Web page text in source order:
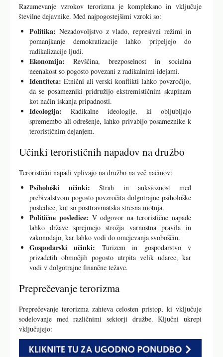
Razumevanje vzrokov terorizma je kompleksno in vključuje
številne dejavnike. Med najpogostejšimi vzroki so:
Politika: Nezadovoljstvo z vlado, represivni režimi in
pomanjkanje demokratizacije lahko pripeljejo do
radikalizacije ljudi.
Ekonomija: Revščina, brezposelnost in socialna
neenakost so pogosto povezani z radikalnimi idejami.
Identiteta: Etnični ali verski konflikti lahko povzročijo,
da se posamezniki pridružijo ekstremističnim skupinam
kot način iskanja pripadnosti.
Ideologija: Radikalne ideologije, ki obljubljajo
spremembo ali odrešenje, lahko privabijo posameznike k
terorističnim dejanjem.
Učinki terorističnih napadov na družbo
Teroristični napadi vplivajo na družbo na več načinov:
Psihološki učinki: Strah in anksioznost med
prebivalstvom pogosto povzročita dolgotrajne psihološke
posledice, kot so posttravmatska stresna motnja.
Politične posledice: V odgovor na teroristične napade
lahko države sprejmejo strožja varnostna pravila in
zakonodajo, kar lahko vodi do omejevanja svoboščin.
Gospodarski učinki: Turizem in gospodarstvo v
prizadetih območjih pogosto utrpita velik udarec, kar
vodi v dolgotrajne finančne težave.
Preprečevanje terorizma
Preprečevanje terorizma zahteva celosten pristop, ki vključuje
sodelovanje med različnimi sektorji družbe. Ključni ukrepi
vključujejo: